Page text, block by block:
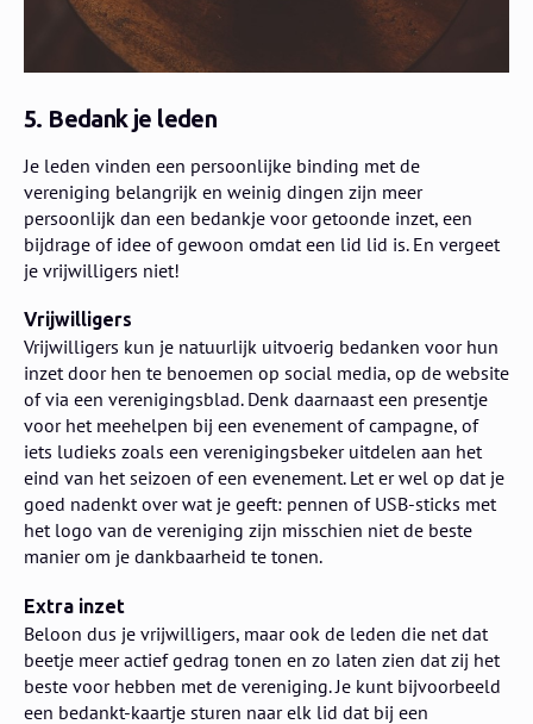
5. Bedank je leden
​Je leden vinden een persoonlijke binding met de
vereniging belangrijk en weinig dingen zijn meer
persoonlijk dan een bedankje voor getoonde inzet, een
bijdrage of idee of gewoon omdat een lid lid is. En vergeet
je vrijwilligers niet!
Vrijwilligers
Vrijwilligers kun je natuurlijk uitvoerig bedanken voor hun
inzet door hen te benoemen op social media, op de website
of via een verenigingsblad. Denk daarnaast een presentje
voor het meehelpen bij een evenement of campagne, of
iets ludieks zoals een verenigingsbeker uitdelen aan het
eind van het seizoen of een evenement. Let er wel op dat je
goed nadenkt over wat je geeft: pennen of USB-sticks met
het logo van de vereniging zijn misschien niet de beste
manier om je dankbaarheid te tonen.
Extra inzet
​Beloon dus je vrijwilligers, maar ook de leden die net dat
beetje meer actief gedrag tonen en zo laten zien dat zij het
beste voor hebben met de vereniging. ​​Je kunt bijvoorbeeld
een bedankt-kaartje sturen naar elk lid dat bij een